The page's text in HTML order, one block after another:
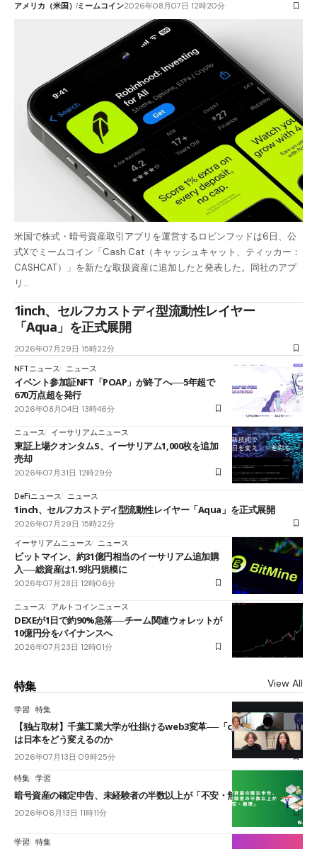
アメリカ（米国）ミームコイン2026年08月07日 12時20分
米国で株式・暗号資産取引アプリを運営するロビンフッドは6日、公
式Xでミームコイン「Cash Cat（キャッシュキャット、ティッカー：
CASHCAT）」を新たな取扱資産に追加したと発表した。同社のアプ
リ…
1inch、セルフカストディ型流動性レイヤー
「Aqua」を正式展開
2026年07月29日 15時22分
NFTニュース
ニュース
イベント参加証NFT「POAP」が終了へ──5年超で
670万点超を発行
2026年08月04日 13時46分
ニュース イーサリアムニュース
東証上場クオンタムS、イーサリアム1,000枚を追加
売却
2026年07月31日 12時29分
DeFiニュース ニュース
1inch、セルフカストディ型流動性レイヤー「Aqua」を正式展開
2026年07月29日 15時22分
イーサリアムニュース
ニュース
ビットマイン、約31億円相当のイーサリアム追加購
入──総資産は1.9兆円規模に
2026年07月28日 12時06分
ニュース アルトコインニュース
DEXEが1日で約90%急落──チーム関連ウォレットが
10億円分をバイナンスへ
2026年07月23日 12時01分
特集 View All
学習 特集
【独占取材】千葉工業大学が仕掛けるweb3変革──「cJPY」とAIの融合
は日本をどう変えるのか
2026年07月13日 09時25分
特集 学習
暗号資産の確定申告、未経験者の半数以上が「不安・無理」
2026年06月13日 11時11分
学習 特集